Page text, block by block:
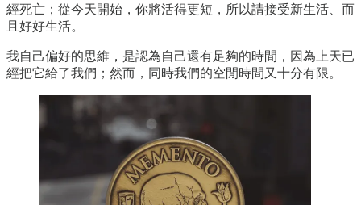
經死亡；從今天開始，你將活得更短，所以請接受新生活、而
且好好生活。
我自己偏好的思維，是認為自己還有足夠的時間，因為上天已
經把它給了我們；然而，同時我們的空閒時間又十分有限。